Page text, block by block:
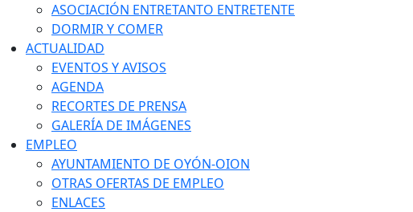
ASOCIACIÓN ENTRETANTO ENTRETENTE
DORMIR Y COMER
ACTUALIDAD
EVENTOS Y AVISOS
AGENDA
RECORTES DE PRENSA
GALERÍA DE IMÁGENES
EMPLEO
AYUNTAMIENTO DE OYÓN-OION
OTRAS OFERTAS DE EMPLEO
ENLACES